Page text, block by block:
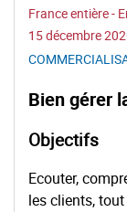
France entière - En classe
15 décembre
Bien gérer
Objectifs
Ecouter,
les clients,